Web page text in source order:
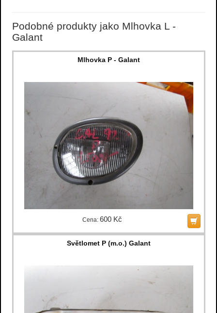
Podobné produkty jako Mlhovka L -
Galant
Mlhovka P - Galant
Cena: 600 Kč
Světlomet P (m.o.) Galant